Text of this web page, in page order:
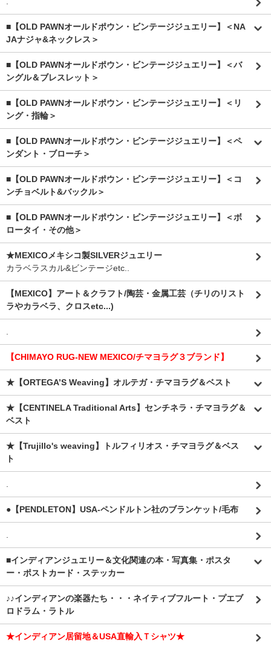
■【OLD PAWNオールドポウン・ビンテージジュエリー】＜NA
JAナジャ&ネックレス＞
■【OLD PAWNオールドポウン・ビンテージジュエリー】＜バ
ングル＆ブレスレット＞
■【OLD PAWNオールドポウン・ビンテージジュエリー】＜リ
ング・指輪＞
■【OLD PAWNオールドポウン・ビンテージジュエリー】＜ペ
ンダント・ブローチ＞
■【OLD PAWNオールドポウン・ビンテージジュエリー】＜コ
ンチョベルト&バックル＞
■【OLD PAWNオールドポウン・ビンテージジュエリー】＜ボ
ロータイ・その他＞
★MEXICOメキシコ製SILVERジュエリー
カラベラスカル&ビンテージetc..
【MEXICO】アート＆クラフト/陶芸・金属工芸（チリのリスト
ラやカラベラ、クロスetc...)
.
【CHIMAYO RUG-NEW MEXICO/チマヨラグ３ブランド】
★【ORTEGA’S Weaving】オルテガ・チマヨラグ＆ベスト
★【CENTINELA Traditional Arts】センチネラ・チマヨラグ＆
ベスト
★【Trujillo's weaving】トルフィリオス・チマヨラグ＆ベス
ト
.
●【PENDLETON】USA-ペンドルトン社のブランケット/毛布
.
■インディアンジュエリー＆文化関連の本・写真集・ポスタ
ー・ポストカード・ステッカー
♪♪インディアンの楽器たち・・・ネイティブフルート・プエブ
ロドラム・ラトル
★インディアン居留地＆USA直輸入Ｔシャツ★